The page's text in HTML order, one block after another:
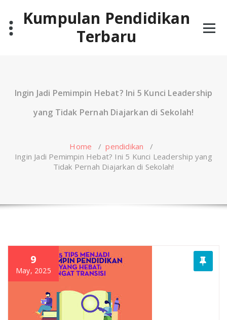
contentKumpulan Pendidikan
Terbaru
Ingin Jadi Pemimpin Hebat? Ini 5 Kunci Leadership
yang Tidak Pernah Diajarkan di Sekolah!
Home /pendidikan /
Ingin Jadi Pemimpin Hebat? Ini 5 Kunci Leadership yang
Tidak Pernah Diajarkan di Sekolah!
9
May, 2025